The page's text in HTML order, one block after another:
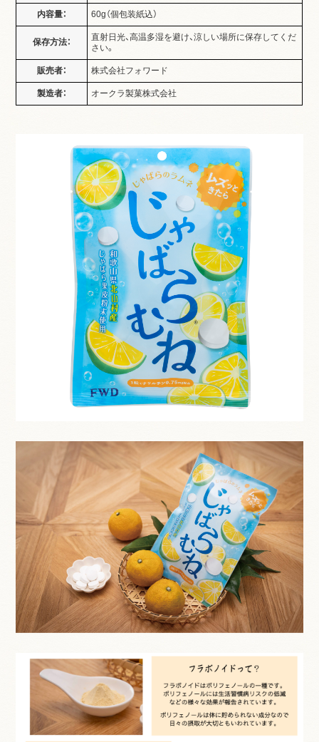
内容量： 60g（個包装紙込）
保存方法：
直射日光、高温多湿を避け、涼しい場所に保存してくだ
さい。
販売者： 株式会社フォワード
製造者： オークラ製菓株式会社